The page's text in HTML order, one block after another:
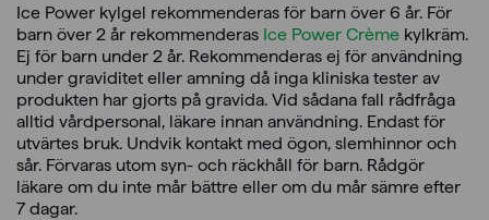
Ice Power kylgel rekommenderas för barn över 6 år. För
barn över 2 år rekommenderas Ice Power Crème kylkräm.
Ej för barn under 2 år. Rekommenderas ej för användning
under graviditet eller amning då inga kliniska tester av
produkten har gjorts på gravida. Vid sådana fall rådfråga
alltid vårdpersonal, läkare innan användning. Endast för
utvärtes bruk. Undvik kontakt med ögon, slemhinnor och
sår. Förvaras utom syn- och räckhåll för barn. Rådgör
läkare om du inte mår bättre eller om du mår sämre efter
7 dagar.